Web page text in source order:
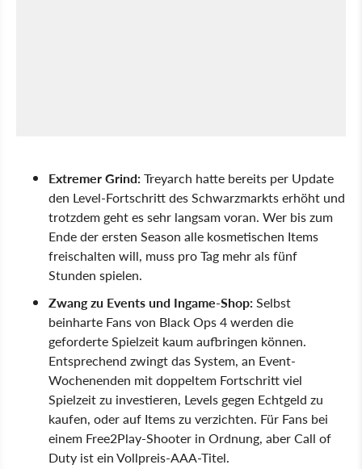
Extremer Grind:Treyarch hatte bereits per Update
den Level-Fortschritt des Schwarzmarkts erhöht und
trotzdem geht es sehr langsam voran. Wer bis zum
Ende der ersten Season alle kosmetischen Items
freischalten will, muss pro Tag mehr als fünf
Stunden spielen.
Zwang zu Events und Ingame-Shop:Selbst
beinharte Fans von Black Ops 4 werden die
geforderte Spielzeit kaum aufbringen können.
Entsprechend zwingt das System, an Event-
Wochenenden mit doppeltem Fortschritt viel
Spielzeit zu investieren, Levels gegen Echtgeld zu
kaufen, oder auf Items zu verzichten. Für Fans bei
einem Free2Play-Shooter in Ordnung, aber Call of
Duty ist ein Vollpreis-AAA-Titel.